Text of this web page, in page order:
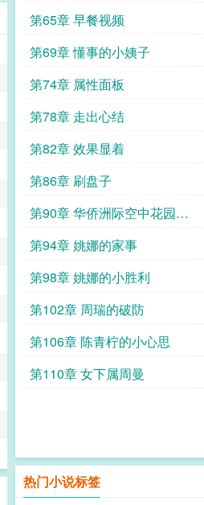
第65章 早餐视频
第69章 懂事的小姨子
第74章 属性面板
第78章 走出心结
第82章 效果显着
第86章 刷盘子
第90章 华侨洲际空中花园酒
店
第94章 姚娜的家事
第98章 姚娜的小胜利
第102章 周瑞的破防
第106章 陈青柠的小心思
第110章 女下属周曼
热门小说标签